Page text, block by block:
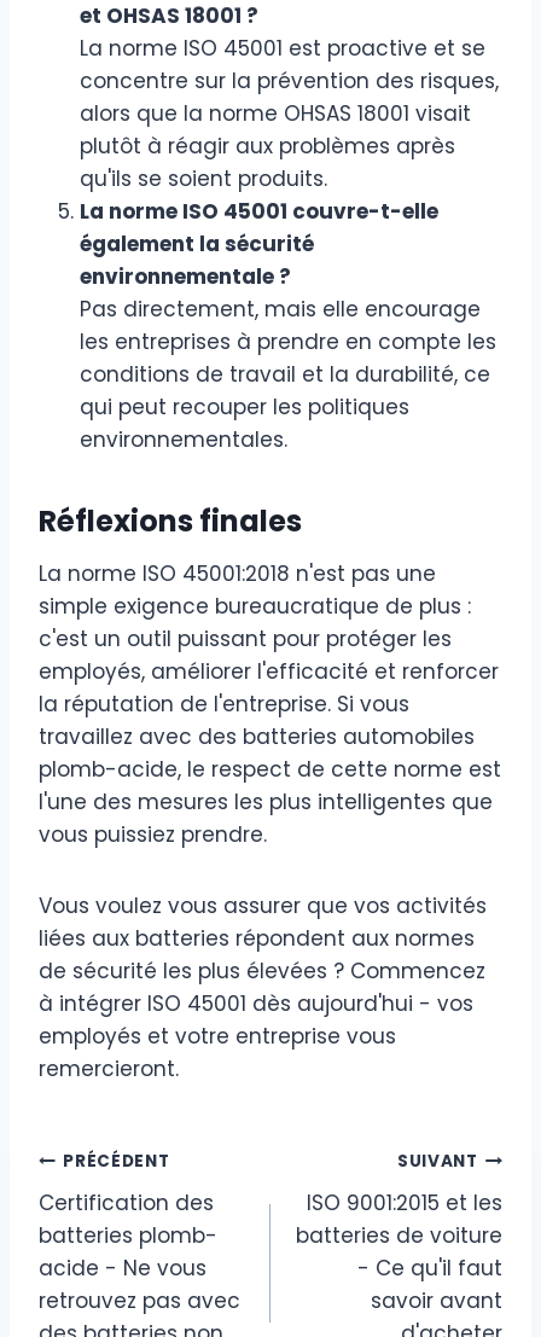
et OHSAS 18001 ?
La norme ISO 45001 est proactive et se
concentre sur la prévention des risques,
alors que la norme OHSAS 18001 visait
plutôt à réagir aux problèmes après
qu'ils se soient produits.
La norme ISO 45001 couvre-t-elle
également la sécurité
environnementale ?
Pas directement, mais elle encourage
les entreprises à prendre en compte les
conditions de travail et la durabilité, ce
qui peut recouper les politiques
environnementales.
Réflexions finales
La norme ISO 45001:2018 n'est pas une
simple exigence bureaucratique de plus :
c'est un outil puissant pour protéger les
employés, améliorer l'efficacité et renforcer
la réputation de l'entreprise. Si vous
travaillez avec des batteries automobiles
plomb-acide, le respect de cette norme est
l'une des mesures les plus intelligentes que
vous puissiez prendre.
Vous voulez vous assurer que vos activités
liées aux batteries répondent aux normes
de sécurité les plus élevées ? Commencez
à intégrer ISO 45001 dès aujourd'hui - vos
employés et votre entreprise vous
remercieront.
Navigation
de
l’article
PRÉCÉDENT
Certification des
batteries plomb-
acide - Ne vous
retrouvez pas avec
SUIVANT
ISO 9001:2015 et les
batteries de voiture
- Ce qu'il faut
savoir avant